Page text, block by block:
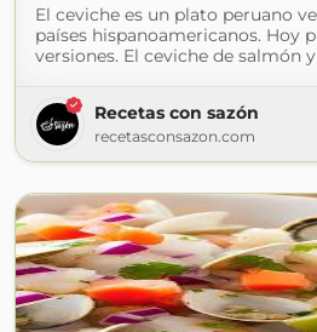
El ceviche es un plato peruano
países hispanoamericanos. Hoy
versiones. El ceviche de salmón
Recetas con sazón
recetasconsazon.com